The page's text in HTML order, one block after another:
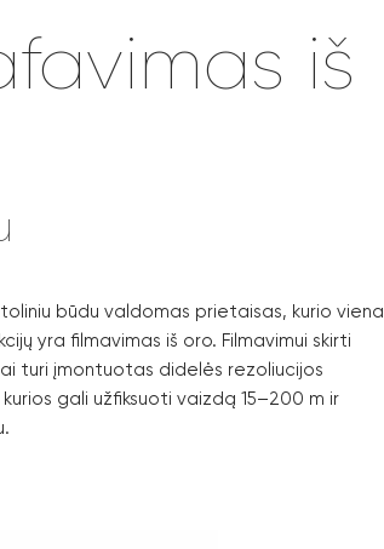
iš
būdu valdomas prietaisas, kurio viena
yra filmavimas iš oro. Filmavimui skirti
turi įmontuotas didelės rezoliucijos
gali užfiksuoti vaizdą 15–200 m ir